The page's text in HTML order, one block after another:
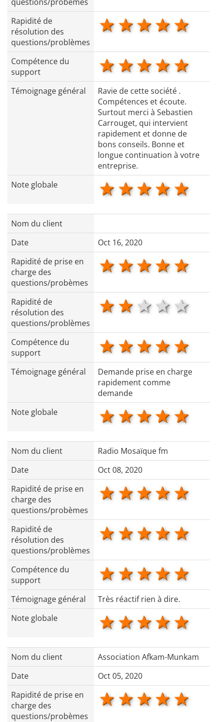
Rapidité de
résolution des
questions/problèmes
4
3 stars
2 stars
1 star
Compétence du
support
4
3 stars
2 stars
1 star
Témoignage général
Ravie de cette société .
Compétences et écoute.
Surtout merci à Sebastien
Carrouget, qui intervient
rapidement et donne de
bons conseils. Bonne et
longue continuation à votre
entreprise.
Note globale
4
3 stars
2 stars
1 star
Nom du client
Date
Oct 16, 2020
Rapidité de prise en
charge des
questions/probèmes
4
3 stars
2 stars
1 star
Rapidité de
résolution des
questions/problèmes
4
3 stars
2 stars
1 star
Compétence du
support
4
3 stars
2 stars
1 star
Témoignage général
Demande prise en charge
rapidement comme
demande
Note globale
4
3 stars
2 stars
1 star
Nom du client
Radio Mosaïque fm
Date
Oct 08, 2020
Rapidité de prise en
charge des
questions/probèmes
4
3 stars
2 stars
1 star
Rapidité de
résolution des
questions/problèmes
4
3 stars
2 stars
1 star
Compétence du
support
4
3 stars
2 stars
1 star
Témoignage général
Très réactif rien à dire.
Note globale
4
3 stars
2 stars
1 star
Nom du client
Association Afkam-Munkam
Date
Oct 05, 2020
Rapidité de prise en
charge des
questions/probèmes
4
3 stars
2 stars
1 star